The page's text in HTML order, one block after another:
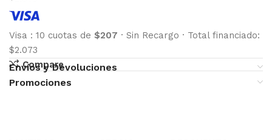
Visa : 10 cuotas de $207 · Sin Recargo · Total financiado:
$2.073
Compare
Envíos y Devoluciones
Promociones